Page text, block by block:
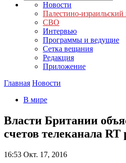
Новости
Палестино-
СВО
Интервью
Программы и ведущие
Сетка вещания
Редакция
Приложение
Главная Новости
В мире
Власти Британии
счетов телеканала
16:53 Окт. 17, 2016